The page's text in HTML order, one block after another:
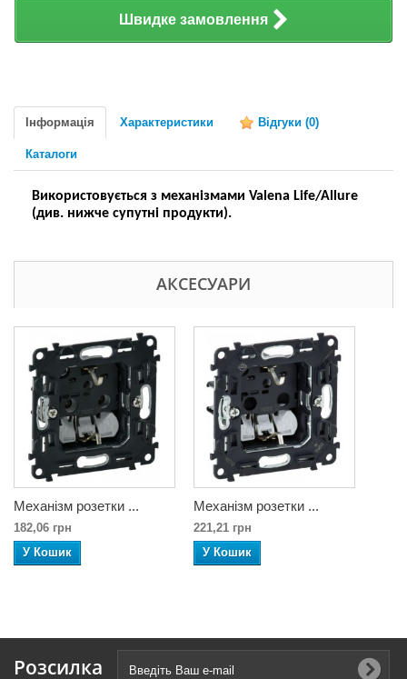
Швидке замовлення
Інформація Характеристики Відгуки (0)
Каталоги
Використовується з механізмами Valena Life/Allure
(див. нижче супутні продукти).
АКСЕСУАРИ
Механізм розетки ...
182,06 грн
У Кошик
Механізм розетки ...
221,21 грн
У Кошик
Розсилка